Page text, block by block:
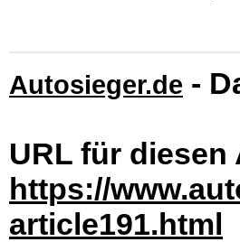
Autosieger.de -
URL für diesen
https://
article191.html